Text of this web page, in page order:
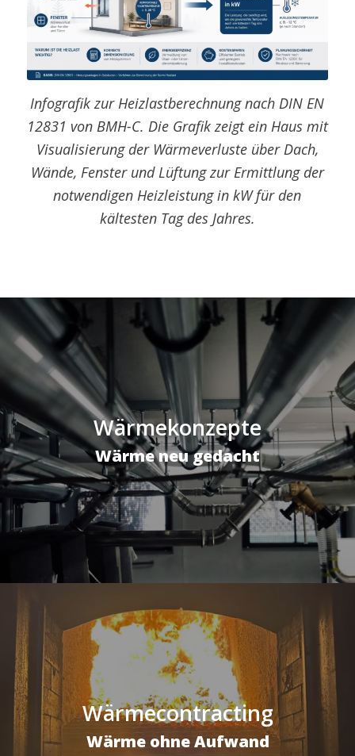
Infografik zur Heizlastberechnung nach DIN EN
12831 von BMH-C. Die Grafik zeigt ein Haus mit
Visualisierung der Wärmeverluste über Dach,
Wände, Fenster und Lüftung zur Ermittlung der
notwendigen Heizleistung in kW für den
kältesten Tag des Jahres.
Wärmekonzepte
Wärme neu gedacht
Wärmecontracting
Wärme ohne Aufwand